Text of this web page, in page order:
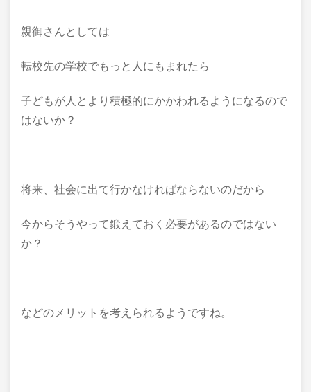
親御さんとしては
転校先の学校でもっと人にもまれたら
子どもが人とより積極的にかかわれるようになるので
はないか？
将来、社会に出て行かなければならないのだから
今からそうやって鍛えておく必要があるのではない
か？
などのメリットを考えられるようですね。